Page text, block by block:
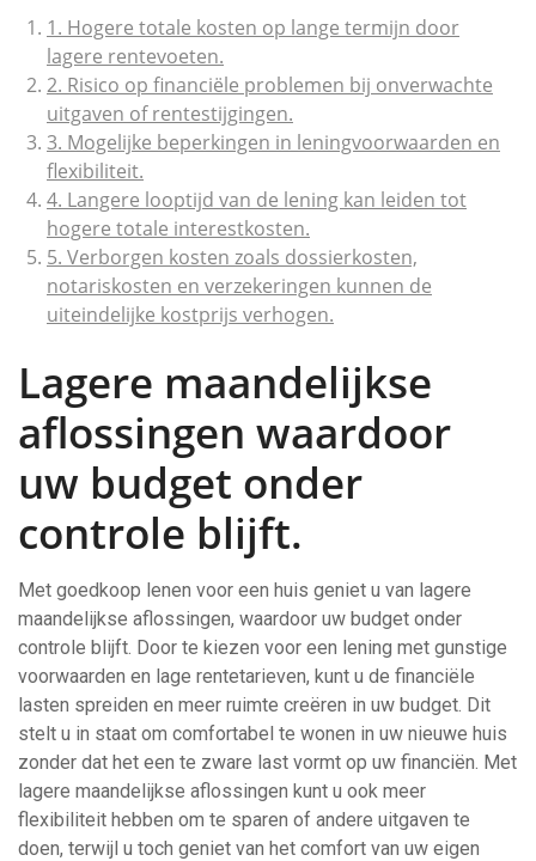
1. Hogere totale kosten op lange termijn door
lagere rentevoeten.
2. Risico op financiële problemen bij onverwachte
uitgaven of rentestijgingen.
3. Mogelijke beperkingen in leningvoorwaarden en
flexibiliteit.
4. Langere looptijd van de lening kan leiden tot
hogere totale interestkosten.
5. Verborgen kosten zoals dossierkosten,
notariskosten en verzekeringen kunnen de
uiteindelijke kostprijs verhogen.
Lagere maandelijkse
aflossingen waardoor
uw budget onder
controle blijft.
Met goedkoop lenen voor een huis geniet u van lagere
maandelijkse aflossingen, waardoor uw budget onder
controle blijft. Door te kiezen voor een lening met gunstige
voorwaarden en lage rentetarieven, kunt u de financiële
lasten spreiden en meer ruimte creëren in uw budget. Dit
stelt u in staat om comfortabel te wonen in uw nieuwe huis
zonder dat het een te zware last vormt op uw financiën. Met
lagere maandelijkse aflossingen kunt u ook meer
flexibiliteit hebben om te sparen of andere uitgaven te
doen, terwijl u toch geniet van het comfort van uw eigen